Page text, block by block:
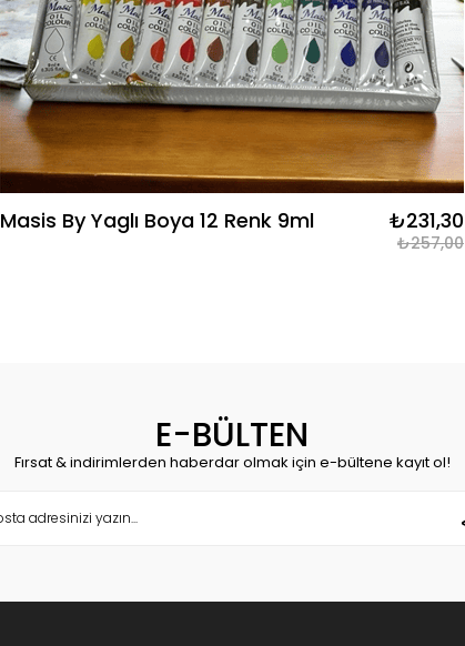
Masis By Yaglı Boya 12 Renk 9ml ₺231,30
₺257,00
E-BÜLTEN
Fırsat & indirimlerden haberdar olmak için e-bültene kayıt ol!